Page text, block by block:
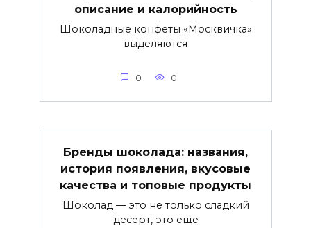
описание и калорийность
Шоколадные конфеты «Москвичка»
выделяются
0 0
Бренды шоколада: названия,
история появления, вкусовые
качества и топовые продукты
Шоколад — это не только сладкий
десерт, это еще